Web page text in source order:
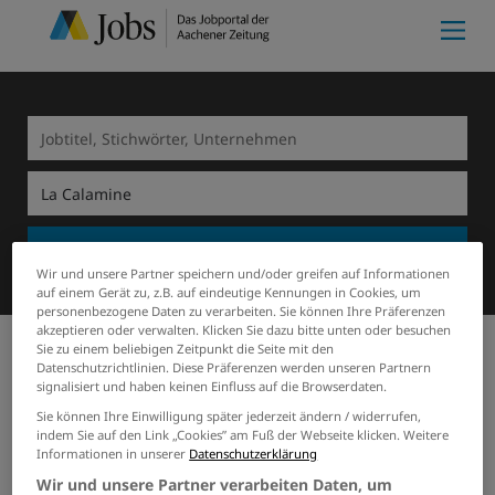
Suchen
Start La Calamine Rechtswesen Meine Merkliste
2 Rechtswesen Jobs in La
Calamine
Wir und unsere Partner speichern und/oder greifen auf Informationen
auf einem Gerät zu, z.B. auf eindeutige Kennungen in Cookies, um
personenbezogene Daten zu verarbeiten. Sie können Ihre Präferenzen
akzeptieren oder verwalten. Klicken Sie dazu bitte unten oder besuchen
Sie zu einem beliebigen Zeitpunkt die Seite mit den
Datenschutzrichtlinien. Diese Präferenzen werden unseren Partnern
signalisiert und haben keinen Einfluss auf die Browserdaten.
Sie können Ihre Einwilligung später jederzeit ändern / widerrufen,
indem Sie auf den Link „Cookies” am Fuß der Webseite klicken. Weitere
Informationen in unserer Datenschutzerklärung
Wir und unsere Partner verarbeiten Daten, um